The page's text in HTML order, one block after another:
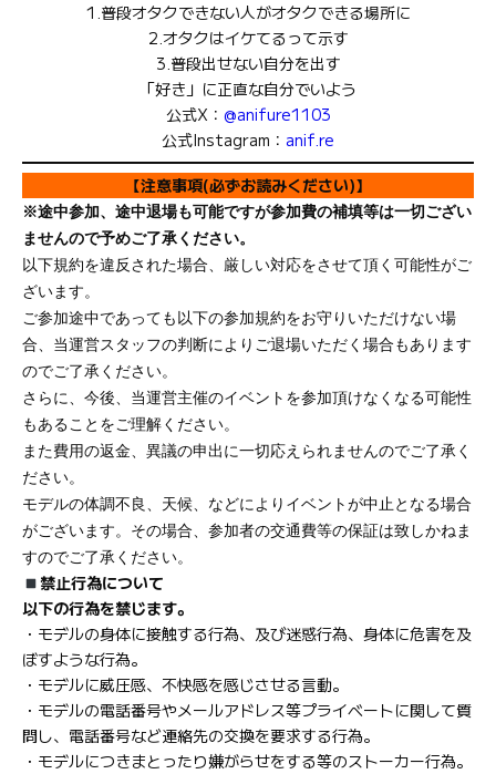
1.普段オタクできない人がオタクできる場所に
2.オタクはイケてるって示す
3.普段出せない自分を出す
「好き」に正直な自分でいよう
公式X： @anifure1103
公式Instagram： anif.re
【注意事項(必ずお読みください)】
※途中参加、途中退場も可能ですが参加費の補填等は一切ござい
ませんので予めご了承ください。
以下規約を違反された場合、厳しい対応をさせて頂く可能性がご
ざいます。
ご参加途中であっても以下の参加規約をお守りいただけない場
合、当運営スタッフの判断によりご退場いただく場合もあります
のでご了承ください。
さらに、今後、当運営主催のイベントを参加頂けなくなる可能性
もあることをご理解ください。
また費用の返金、異議の申出に一切応えられませんのでご了承く
ださい。
モデルの体調不良、天候、などによりイベントが中止となる場合
がございます。その場合、参加者の交通費等の保証は致しかねま
すのでご了承ください。
禁止行為について
以下の行為を禁じます。
・モデルの身体に接触する行為、及び迷惑行為、身体に危害を及
ぼすような行為。
・モデルに威圧感、不快感を感じさせる言動。
・モデルの電話番号やメールアドレス等プライベートに関して質
問し、電話番号など連絡先の交換を要求する行為。
・モデルにつきまとったり嫌がらせをする等のストーカー行為。